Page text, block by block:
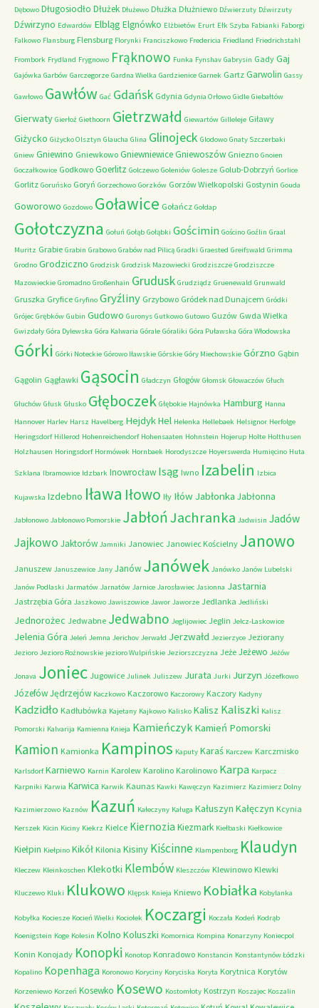
Dębowo Długosiodło Dłużek Dłużewo Dłużka Dłużniewo Dźwierzuty Dźwirzuty
Dźwirzyno Edwardów Elbląg Elgnówko Elżbietów Erurt Ełk Szyba Fabianki Faborgi
Falkowo Flansburg Flensburg Florynki Franciszkowo Fredericia Friedland Friedrichstahl
Frombork Frydland Frygnowo Frąknowo Funka Fynshav Gabrysin Gady Gaj
Gajówka Garbów Garczegorze Gardna Wielka Gardzienice Garnek Gartz Garwolin Gassy
Gawłowo Gawłów Gać Gdańsk Gdynia Gdynia Orłowo Gidle Giebałtów
Gierwaty Gierłoż Giethoorn Gietrzwałd Giewartów Gilleleje Giławy
Giżycko Giżycko Olsztyn Glaucha Glina Glinojeck Glodowo Gnaty Szczerbaki
Gniew Gniewino Gniewkowo GniewniewiceGniewoszów Gniezno Gnoien
Goczałkowice Godkowo Goerlitz Golczewo Goleniów Golesze Golub-Dobrzyń Gorlice
Gorlitz Goruńsko Goryń Gorzechowo Gorzków Gorzów Wielkopolski Gostynin Gouda
Goworowo Gozdowo Goławice Gołańcz Gołdap
Gołotczyzna Gołuń Gołąb Gołąbki Gościmin Gościno Goźlin Graal
Muritz Grabie Grabin Grabowo Grabów nad Pilicą Gradki Graested Greifswald Grimma
Grodno Grodziczno Grodzisk Grodzisk Mazowiecki Grodziszcze Grodziszcze
Mazowieckie Gromadno Großenhain Grudusk Grudziądz Gruenewald Grunwald
Gruszka Gryfice Gryfino Gryźliny Grzybowo Gródek nad Dunajcem Gródki
Grójec Grębków Gubin Gudowo Guronys Gutkowo Gutowo Guzów Gwda Wielka
Gwizdały Góra Dylewska Góra Kalwaria Górale Góraliki Góra Puławska Góra Włodowska
Górki Górki Noteckie Górowo Iławskie Górskie Góry Miechowskie Górzno Gąbin
Gągolin Gągławki Gąsocin Gładczyn Głogów Głomsk Głowaczów Głuch
Głuchów Głusk Głusko Głęboczek Głębokie Hajnówka Hamburg Hanna
Hannover Harlev Harsz Havelberg HejdykHel Helenka Hellebaek Helsignor Herfolge
Heringsdorf Hillerod Hohenreichendorf Hohensaaten Hohnstein Hojerup Holte Holthusen
Holzhausen Horingsdorf Hormówek Hornbaek Horodyszcze Hoyerswerda Humięcino Huta
Szklana Ibramowice Idzbark Inowrocław Isąg Iwno Izabelin Izbica
Kujawska Izdebno Iława Iłowo Iły Iłów Jabłonka Jabłonna
Jabłonowo Jabłonowo Pomorskie JabłońJachranka Jadwisin Jadów
Jajkowo Jaktorów Jamniki Janowiec Janowiec Kościelny Janowo
Januszew Januszewice Jany Janów Janówek Janówko Janów Lubelski
Janów Podlaski Jarmatów Jarnatów Jarnice Jarosławiec Jasionna Jastarnia
Jastrzębia Góra Jaszkowo Jawiszowice Jawor Jaworze Jedlanka Jedliński
Jednorożec Jedwabne Jedwabno Jeglijowiec Jeglin Jelcz-Laskowice
Jelenia Góra Jeleń Jemna Jerichov Jerwałd Jerzwałd Jezierzyce Jeziorany
Jezioro Jezioro Rożnowskie jezioro Wulpińskie Jeziorszczyzna Jeże Jeżewo Jeżów
Jonava Joniec Jugowice Julinek Juliszew Jurata Jurki Jurzyn Józefkowo
JózefówJędrzejów Kaczkowo Kaczorowo Kaczorowy Kaczory Kadyny
Kadzidło Kadłubówka Kajetany Kajkowo Kalisko Kalisz Kaliszki Kalisz
Pomorski Kalvarija Kamienna Knieja Kamieńczyk Kamień Pomorski
Kamion Kamionka Kampinos Kaputy Karaś Karczew Karczmisko
Karlsdorf Karniewo Karnin Karolew Karolino Karolinowo Karpa Karpacz
Karpniki Karwia Karwica Karwik Kaunas Kawki Kawęczyn Kazimierz Kazimierz Dolny
Kazimierzowo Kaznów Kazuń Kałeczyny Kaługa Kałuszyn Kałęczyn Kcynia
Kerszek Kicin Kiciny Kiekrz Kielce Kiernozia Kiezmark Kiełbaski Kiełkowice
Kiełpin Kiełpino Kikół Kilonia Kisiny Kiścinne Klampenborg Klaudyn
Kleczew Kleinkoschen Klekotki Klembów Kleszczów Klewinowo Klewki
Kluczewo Kluki Klukowo Klępsk Knieja Kniewo Kobiałka Kobylanka
Kobyłka Kociesze Kocień Wielki Kociołek Koczargi Koczała Kodeń Kodrąb
Koenigstein Koge Kolesin Kolno Koluszki Komornica Kompina Konarzyny Koniecpol
Konin Konojady Konopki Konotop Konradowo Konstancin Konstantynów Łódzki
Kopalino Kopenhaga Koronowo Koryciny Koryciska Koryta Korytnica Korytów
Korzeniewo Korzeń Kosewko Kosewo Kostomłoty Kostrzyn Koszajec Koszalin